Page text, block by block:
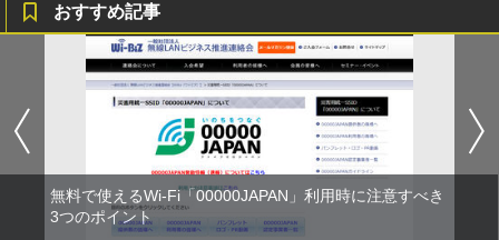
おすすめ記事
無料で使えるWi-Fi「00000JAPAN」利用時に注意すべき
3つのポイント